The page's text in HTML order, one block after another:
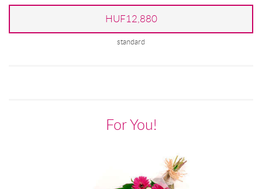
HUF12,880
standard
For You!